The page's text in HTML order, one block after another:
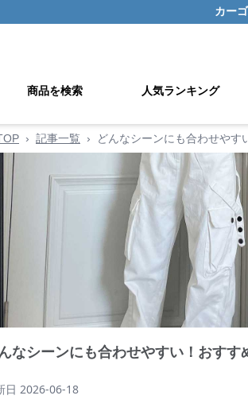
カー
商品を検索 人気ランキング
› 記事一覧 › どんなシーンにも合わせやす
なシーンにも合わせやすい！おす
日 2026-06-18